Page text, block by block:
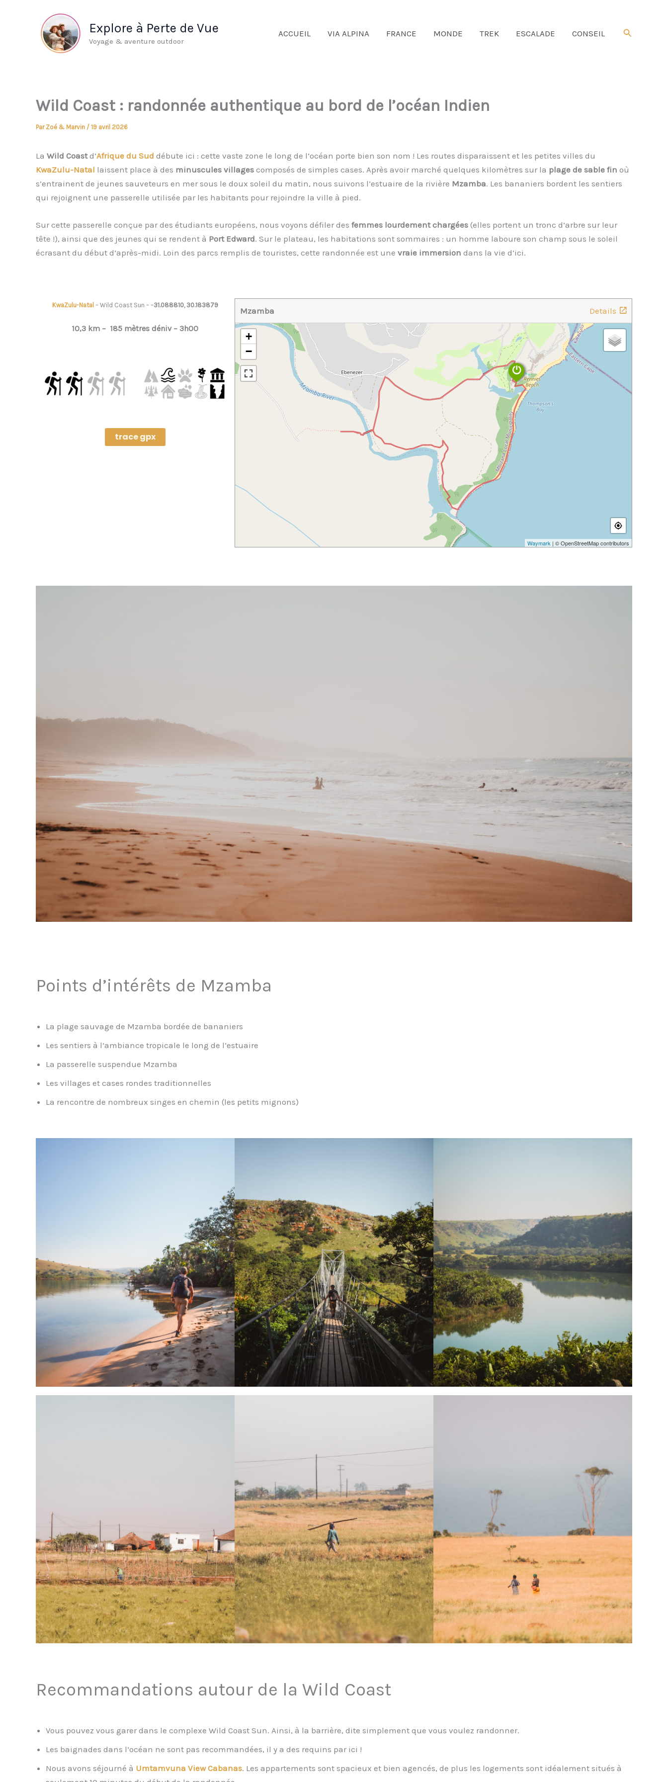
Explore à Perte de Vue
Voyage & aventure outdoor
ACCUEIL VIA ALPINA FRANCE MONDE TREK ESCALADE CONSEIL Rechercher
Wild Coast : randonnée authentique au bord de l’océan Indien
Par Zoé & Marvin / 19 avril 2026
La Wild Coastd’Afrique du Sud débute ici : cette vaste zone le long de l’océan porte bien son nom ! Les routes disparaissent et les petites villes du
KwaZulu-Natal laissent place à des minuscules villages composés de simples cases. Après avoir marché quelques kilomètres sur la plage de sable fin où
s’entrainent de jeunes sauveteurs en mer sous le doux soleil du matin, nous suivons l’estuaire de la rivière Mzamba. Les bananiers bordent les sentiers
qui rejoignent une passerelle utilisée par les habitants pour rejoindre la ville à pied.
Sur cette passerelle conçue par des étudiants européens, nous voyons défiler des femmes lourdement chargées (elles portent un tronc d’arbre sur leur
tête !), ainsi que des jeunes qui se rendent à Port Edward. Sur le plateau, les habitations sont sommaires : un homme laboure son champ sous le soleil
écrasant du début d’après-midi. Loin des parcs remplis de touristes, cette randonnée est une vraie immersion dans la vie d’ici.
KwaZulu-Natal – Wild Coast Sun – –31.088810, 30.183879
10,3 km – 185 mètres déniv – 3h00
trace gpx
Details
Mzamba
+
−
Waymark | © OpenStreetMap contributors
Points d’intérêts de Mzamba
La plage sauvage de Mzamba bordée de bananiers
Les sentiers à l’ambiance tropicale le long de l’estuaire
La passerelle suspendue Mzamba
Les villages et cases rondes traditionnelles
La rencontre de nombreux singes en chemin (les petits mignons)
Recommandations autour de la Wild Coast
Vous pouvez vous garer dans le complexe Wild Coast Sun. Ainsi, à la barrière, dite simplement que vous voulez randonner.
Les baignades dans l’océan ne sont pas recommandées, il y a des requins par ici !
Nous avons séjourné à Umtamvuna View Cabanas. Les appartements sont spacieux et bien agencés, de plus les logements sont idéalement situés à